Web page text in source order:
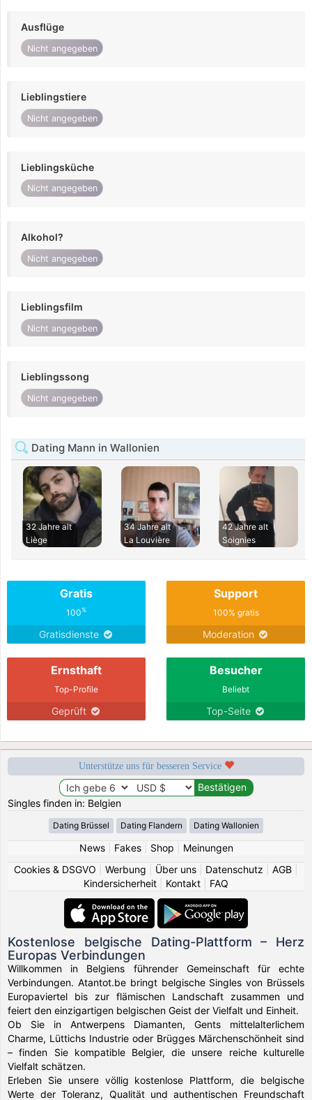
Ausflüge
Nicht angegeben
Lieblingstiere
Nicht angegeben
Lieblingsküche
Nicht angegeben
Alkohol?
Nicht angegeben
Lieblingsfilm
Nicht angegeben
Lieblingssong
Nicht angegeben
Dating Mann in Wallonien
32 Jahre alt
Liège
34 Jahre alt
La Louvière
42 Jahre alt
Soignies
Gratis
100%
Gratisdienste
Support
100% gratis
Moderation
Ernsthaft
Top-Profile
Geprüft
Besucher
Beliebt
Top-Seite
Unterstütze uns für besseren Service
Singles finden in: Belgien
Dating Brüssel Dating Flandern Dating Wallonien
News| Fakes| Shop
Meinungen
Cookies & DSGVO
Werbung Über uns Datenschutz AGB
Kindersicherheit
Kontakt FAQ
Kostenlose belgische Dating-Plattform – Herz
Europas Verbindungen
Willkommen in Belgiens führender Gemeinschaft für echte
Verbindungen. Atantot.be bringt belgische Singles von Brüssels
Europaviertel bis zur flämischen Landschaft zusammen und
feiert den einzigartigen belgischen Geist der Vielfalt und Einheit.
Ob Sie in Antwerpens Diamanten, Gents mittelalterlichem
Charme, Lüttichs Industrie oder Brügges Märchenschönheit sind
– finden Sie kompatible Belgier, die unsere reiche kulturelle
Vielfalt schätzen.
Erleben Sie unsere völlig kostenlose Plattform, die belgische
Werte der Toleranz, Qualität und authentischen Freundschaft